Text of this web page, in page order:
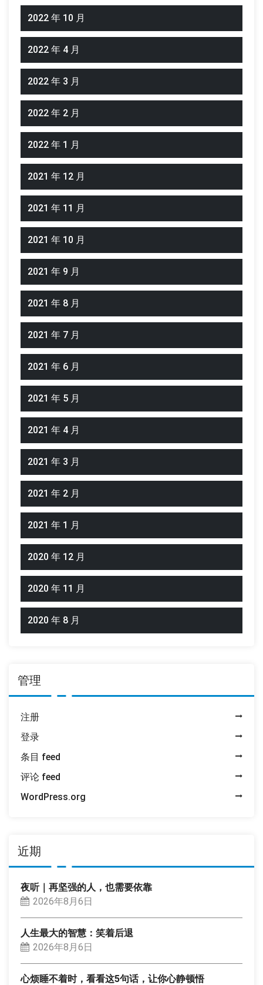
2022 年 10 月
2022 年 4 月
2022 年 3 月
2022 年 2 月
2022 年 1 月
2021 年 12 月
2021 年 11 月
2021 年 10 月
2021 年 9 月
2021 年 8 月
2021 年 7 月
2021 年 6 月
2021 年 5 月
2021 年 4 月
2021 年 3 月
2021 年 2 月
2021 年 1 月
2020 年 12 月
2020 年 11 月
2020 年 8 月
管理
注册
登录
条目 feed
评论 feed
WordPress.org
近期
夜听｜再坚强的人，也需要依靠
2026年8月6日
人生最大的智慧：笑着后退
2026年8月6日
心烦睡不着时，看看这5句话，让你心静顿悟